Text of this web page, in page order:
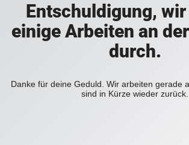
Entschuldigung,
einige Arbeiten an
durch.
Danke für deine Geduld. Wir arbeiten gerade
sind in Kürze wieder zurück.